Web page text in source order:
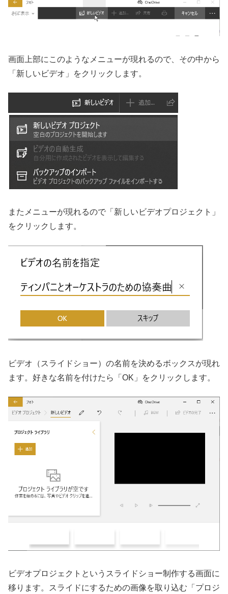
画面上部にこのようなメニューが現れるので、その中から
「新しいビデオ」をクリックします。
またメニューが現れるので「新しいビデオプロジェクト」
をクリックします。
ビデオ（スライドショー）の名前を決めるボックスが現れ
ます。好きな名前を付けたら「OK」をクリックします。
ビデオプロジェクトというスライドショー制作する画面に
移ります。スライドにするための画像を取り込む「プロジ